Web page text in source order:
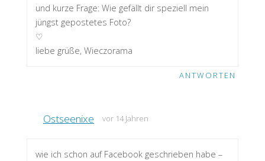
und kurze Frage: Wie gefällt dir speziell mein
jüngst gepostetes Foto?
♡
liebe grüße, Wieczorama
ANTWORTEN
Ostseenixe vor 14 Jahren
wie ich schon auf Facebook geschrieben habe –